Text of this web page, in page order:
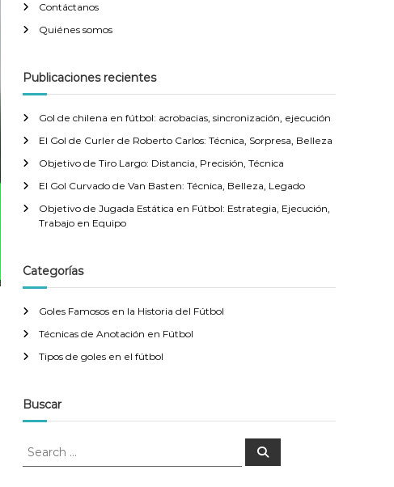
Contáctanos
Quiénes somos
Publicaciones recientes
Gol de chilena en fútbol: acrobacias, sincronización, ejecución
El Gol de Curler de Roberto Carlos: Técnica, Sorpresa, Belleza
Objetivo de Tiro Largo: Distancia, Precisión, Técnica
El Gol Curvado de Van Basten: Técnica, Belleza, Legado
Objetivo de Jugada Estática en Fútbol: Estrategia, Ejecución,
Trabajo en Equipo
Categorías
Goles Famosos en la Historia del Fútbol
Técnicas de Anotación en Fútbol
Tipos de goles en el fútbol
Buscar
S
S